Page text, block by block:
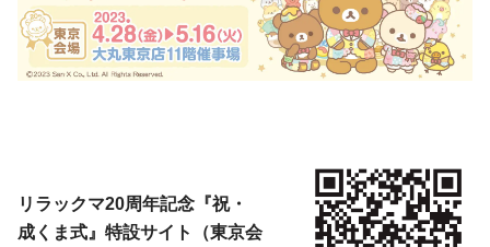
リラックマ20周年記念『祝・
成くま式』特設サイト（東京会